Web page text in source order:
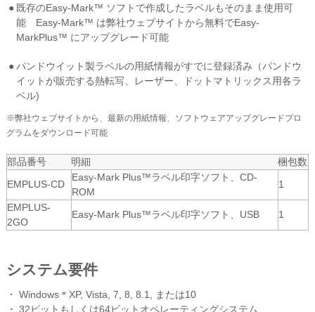
既存のEasy-Mark™ ソフトで作成したラベルもそのまま使用可
能 Easy-Mark™ は弊社ウェブサイトから無料でEasy-
MarkPlus™ にアップグレード可能
パンドウイット製ラベルの用紙情報がすでに登録済み（パンドウ
イットが販売する熱転写、レーザー、ドットマトリックス用各ラ
ベル)
※弊社ウェブサイトから、最新の用紙情報、ソフトウェアアップグレードプロ
グラムをダウンロード可能
部品番号 明細
梱包数
EMPLUS-CD
Easy-Mark Plus™ラベル印字ソフト、CD-
ROM
1
EMPLUS-
2GO
Easy-Mark Plus™ラベル印字ソフト、USB 1
システム要件
・ Windows＊XP, Vista, 7, 8, 8.1, または10
・ 32ビットもしくは64ビットオペレーティングシステム